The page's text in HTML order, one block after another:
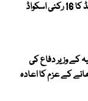
پاکستان کیخلاف ٹیسٹ سیریز ، انگلینڈ کا 16 رکنی اسکواڈ
کے وزیر دفاع کی
کے عزم کا اعادہ